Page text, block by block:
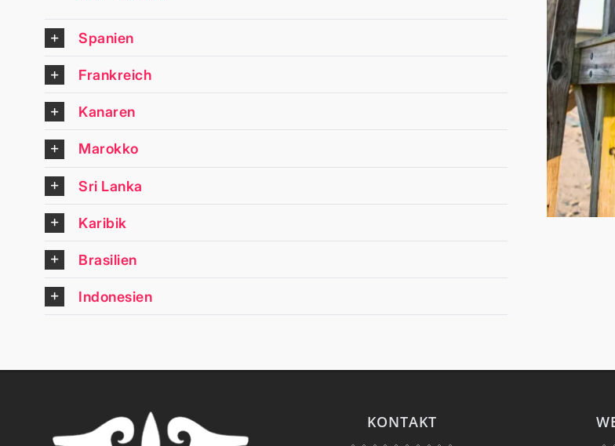
Spanien
Frankreich
Kanaren
Marokko
Sri Lanka
Karibik
Brasilien
Indonesien
KONTAKT